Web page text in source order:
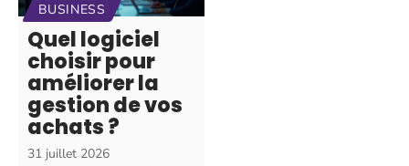
BUSINESS
Quel logiciel
choisir pour
améliorer la
gestion de vos
achats ?
31 juillet 2026